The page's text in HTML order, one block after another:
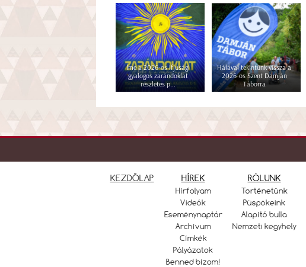
Íme a 2026-os ifjúsági
gyalogos zarándoklat
részletes p...
Hálával tekintünk vissza a
2026-os Szent Damján
Táborra
KEZDŐLAP HÍREK
Hírfolyam
Videók
Eseménynaptár
Archívum
Címkék
Pályázatok
Benned bízom!
RÓLUNK
Történetünk
Püspökeink
Alapító bulla
Nemzeti kegyhely